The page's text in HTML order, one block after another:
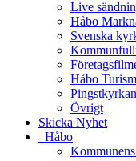
Live
Håbo
Svenska
Håbo Turism
Övrigt
Skicka Nyhet
_Håbo